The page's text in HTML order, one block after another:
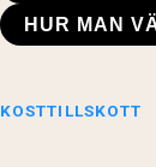
HUR MAN
KOSTTILLSKOTT